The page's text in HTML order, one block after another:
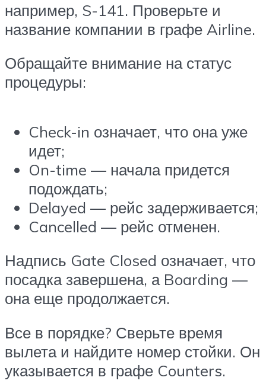
например, S-141. Проверьте и
название компании в графе Airline.
Обращайте внимание на статус
процедуры:
Check-in означает, что она уже
идет;
On-time — начала придется
подождать;
Delayed — рейс задерживается;
Cancelled — рейс отменен.
Надпись Gate Closed означает, что
посадка завершена, а Boarding —
она еще продолжается.
Все в порядке? Сверьте время
вылета и найдите номер стойки. Он
указывается в графе Counters.